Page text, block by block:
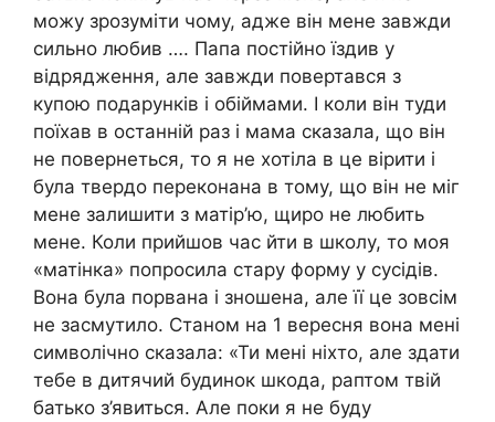
можу зрозуміти чому, адже він мене завжди
сильно любив …. Папа постійно їздив у
відрядження, але завжди повертався з
купою подарунків і обіймами. І коли він туди
поїхав в останній раз і мама сказала, що він
не повернеться, то я не хотіла в це вірити і
була твердо переконана в тому, що він не міг
мене залишити з матір’ю, щиро не любить
мене. Коли прийшов час йти в школу, то моя
«матінка» попросила стару форму у сусідів.
Вона була порвана і зношена, але її це зовсім
не засмутило. Станом на 1 вересня вона мені
символічно сказала: «Ти мені ніхто, але здати
тебе в дитячий будинок шкода, раптом твій
батько з’явиться. Але поки я не буду